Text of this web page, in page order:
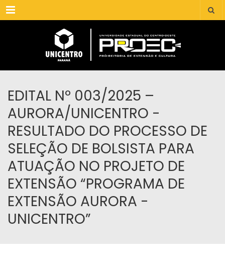
Menu
EDITAL Nº 003/2025 –
AURORA/UNICENTRO -
RESULTADO DO PROCESSO DE
SELEÇÃO DE BOLSISTA PARA
ATUAÇÃO NO PROJETO DE
EXTENSÃO “PROGRAMA DE
EXTENSÃO AURORA -
UNICENTRO”